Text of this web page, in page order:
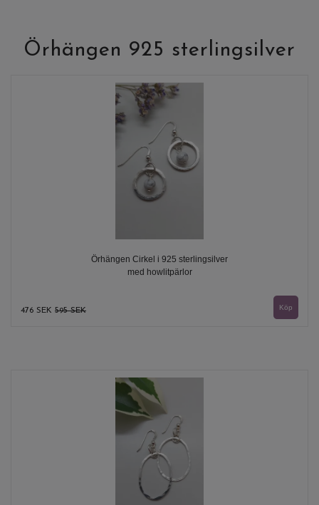
Örhängen 925 sterlingsilver
Örhängen Cirkel i 925 sterlingsilver
med howlitpärlor
476 SEK 595 SEK